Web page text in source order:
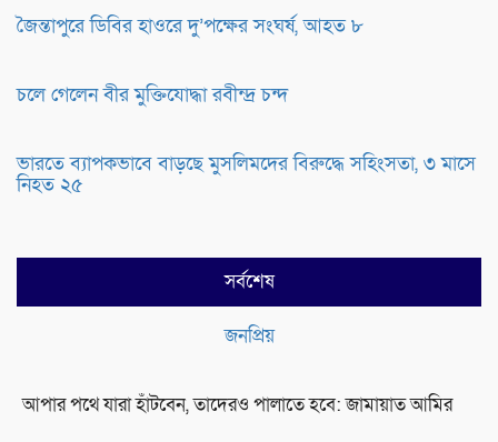
জৈন্তাপুরে ডিবির হাওরে দু’পক্ষের সংঘর্ষ, আহত ৮
চলে গেলেন বীর মুক্তিযোদ্ধা রবীন্দ্র চন্দ
ভারতে ব্যাপকভাবে বাড়ছে মুসলিমদের বিরুদ্ধে সহিংসতা, ৩ মাসে
নিহত ২৫
সর্বশেষ
জনপ্রিয়
আপার পথে যারা হাঁটবেন, তাদেরও পালাতে হবে: জামায়াত আমির